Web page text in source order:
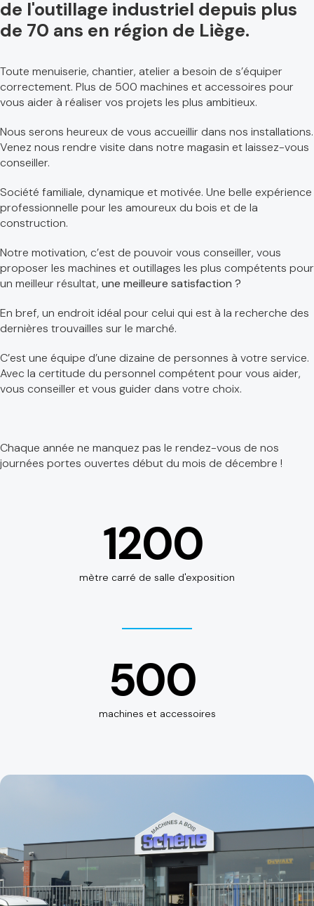
de l'outillage industriel depuis plus
de 70 ans en région de Liège.
Toute menuiserie, chantier, atelier a besoin de s’équiper
correctement. Plus de 500 machines et accessoires pour
vous aider à réaliser vos projets les plus ambitieux.
Nous serons heureux de vous accueillir dans nos installations.
Venez nous rendre visite dans notre magasin et laissez-vous
conseiller.
Société familiale, dynamique et motivée. Une belle expérience
professionnelle pour les amoureux du bois et de la
construction.
Notre motivation, c’est de pouvoir vous conseiller, vous
proposer les machines et outillages les plus compétents pour
un meilleur résultat, une meilleure satisfaction ?
En bref, un endroit idéal pour celui qui est à la recherche des
dernières trouvailles sur le marché.
C’est une équipe d’une dizaine de personnes à votre service.
Avec la certitude du personnel compétent pour vous aider,
vous conseiller et vous guider dans votre choix.
Chaque année ne manquez pas le rendez-vous de nos
journées portes ouvertes début du mois de décembre !
1200
mètre carré de salle d'exposition
500
machines et accessoires